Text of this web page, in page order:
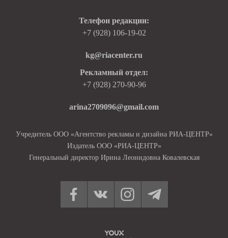
Телефон редакции:
+7 (928) 106-19-02
kg@riacenter.ru
Рекламный отдел:
+7 (928) 270-90-96
arina2709096@gmail.com
Учредитель ООО «Агентство рекламы и дизайна РИА-ЦЕНТР»
Издатель ООО «РИА-ЦЕНТР»
Генеральный директор Ирина Леонидовна Ковалевская